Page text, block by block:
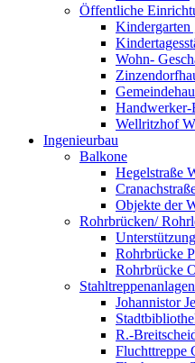
Öffentliche
Wohn-
Handwerker-
Wellritzhof
Ingenieurbau
Balkone
Hegelstraße
Objekte der
Rohrbrücken/
Rohrbrücke
Rohrbrücke
Stahltreppenanlagen
Johannistor
R.-
Fluchttreppe